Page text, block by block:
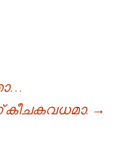
കീചകവധമാ. →